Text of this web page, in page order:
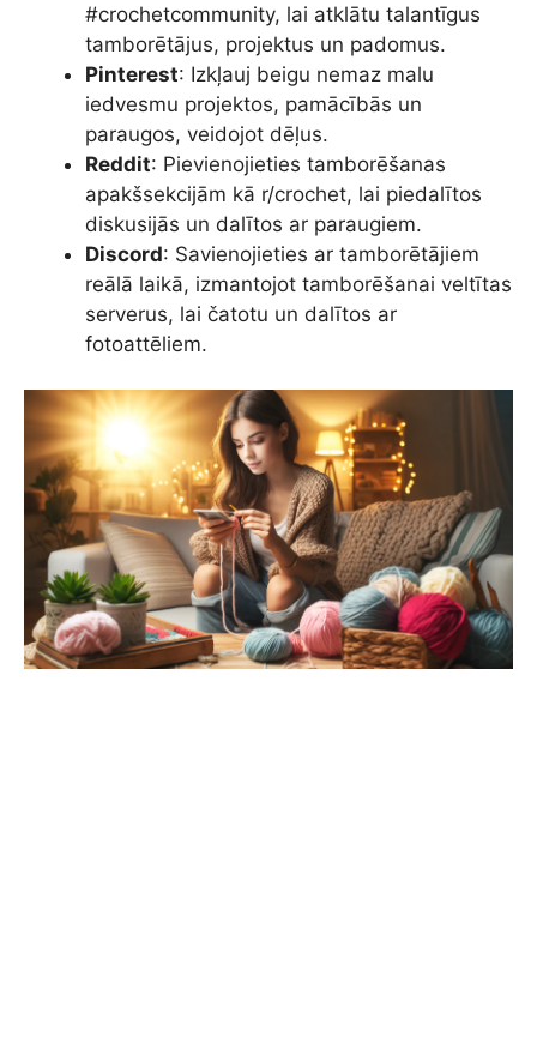
#crochetcommunity, lai atklātu talantīgus
tamborētājus, projektus un padomus.
Pinterest: Izkļauj beigu nemaz malu
iedvesmu projektos, pamācībās un
paraugos, veidojot dēļus.
Reddit: Pievienojieties tamborēšanas
apakšsekcijām kā r/crochet, lai piedalītos
diskusijās un dalītos ar paraugiem.
Discord: Savienojieties ar tamborētājiem
reālā laikā, izmantojot tamborēšanai veltītas
serverus, lai čatotu un dalītos ar
fotoattēliem.